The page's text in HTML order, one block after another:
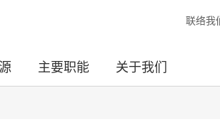
联络我
主要职能 关于我们